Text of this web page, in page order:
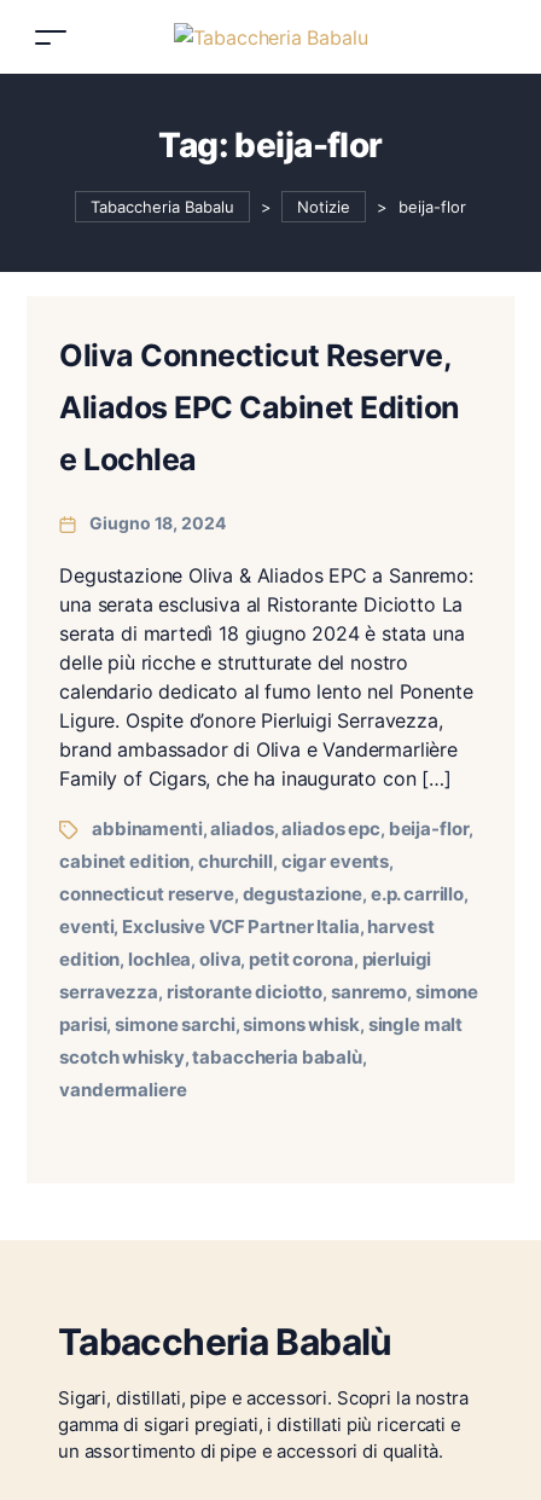
Tag: beija-flor
Tabaccheria Babalu > Notizie > beija-flor
Oliva Connecticut Reserve,
Aliados EPC Cabinet Edition
e Lochlea
Giugno 18, 2024
Degustazione Oliva & Aliados EPC a Sanremo:
una serata esclusiva al Ristorante Diciotto La
serata di martedì 18 giugno 2024 è stata una
delle più ricche e strutturate del nostro
calendario dedicato al fumo lento nel Ponente
Ligure. Ospite d’onore Pierluigi Serravezza,
brand ambassador di Oliva e Vandermarlière
Family of Cigars, che ha inaugurato con […]
abbinamenti,aliados,aliados epc, beija-flor,
cabinet edition,churchill, cigar events,
connecticut reserve, degustazione, e.p. carrillo,
eventi, Exclusive VCF Partner Italia, harvest
edition, lochlea,oliva, petit corona, pierluigi
serravezza, ristorante diciotto,sanremo, simone
parisi,simone sarchi,simons whisk, single malt
scotch whisky,tabaccheria babalù,
vandermaliere
Tabaccheria Babalù
Sigari, distillati, pipe e accessori. Scopri la nostra
gamma di sigari pregiati, i distillati più ricercati e
un assortimento di pipe e accessori di qualità.